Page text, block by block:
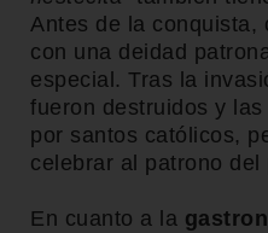
Antes de la conquista,
con una deidad
especial. Tras la
fueron destruidos y
por santos católicos,
celebrar al patrono del
En cuanto a la